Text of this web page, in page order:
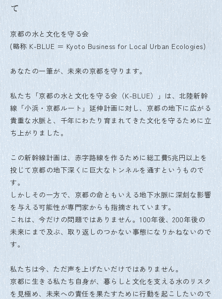
て
京都の水と文化を守る会
(略称 K-BLUE ＝ Kyoto Business for Local Urban Ecologies)
あなたの一筆が、未来の京都を守ります。
私たち「京都の水と文化を守る会（K-BLUE）」は、北陸新幹
線「小浜・京都ルート」延伸計画に対し、京都の地下に広がる
貴重な水脈と、千年にわたり育まれてきた文化を守るために立
ち上がりました。
この新幹線計画は、赤字路線を作るために総工費5兆円以上を
投じて京都の地下深くに巨大なトンネルを通すというもので
す。
しかしその一方で、京都の命ともいえる地下水脈に深刻な影響
を与える可能性が専門家からも指摘されています。
これは、今だけの問題ではありません。100年後、200年後の
未来にまで及ぶ、取り返しのつかない事態になりかねないので
す。
私たちは今、ただ声を上げたいだけではありません。
京都に生きる私たち自身が、暮らしと文化を支える水のリスク
を見極め、未来への責任を果たすために行動を起こしたいので